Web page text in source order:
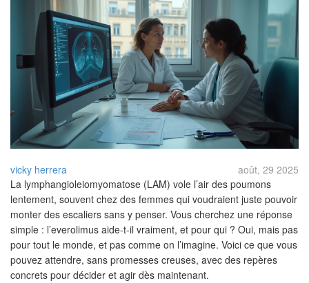
vicky herrera
août, 29 2025
La lymphangioleiomyomatose (LAM) vole l’air des poumons
lentement, souvent chez des femmes qui voudraient juste pouvoir
monter des escaliers sans y penser. Vous cherchez une réponse
simple : l’everolimus aide-t-il vraiment, et pour qui ? Oui, mais pas
pour tout le monde, et pas comme on l’imagine. Voici ce que vous
pouvez attendre, sans promesses creuses, avec des repères
concrets pour décider et agir dès maintenant.